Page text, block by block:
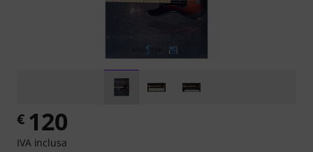
€ 120
IVA inclusa